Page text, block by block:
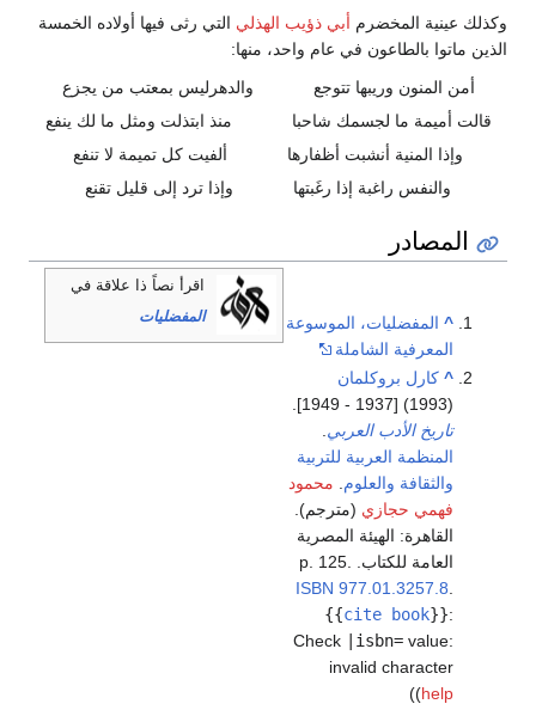
وكذلك عينية المخضرم أبي ذؤيب الهذلي التي رثى فيها أولاده الخمسة
الذين ماتوا بالطاعون في عام واحد، منها:
أمن المنون وريبها تتوجع
والدهرليس بمعتب من يجزع
قالت أميمة ما لجسمك شاحبا
منذ ابتذلت ومثل ما لك ينفع
وإذا المنية أنشبت أظفارها
ألفيت كل تميمة لا تنفع
والنفس راغبة إذا رغَبتها
وإذا ترد إلى قليل تقنع
المصادر
اقرأ نصاً ذا علاقة في
المفضليات
^ المفضليات، الموسوعة
المعرفية الشاملة
^ كارل بروكلمان
(1993) [1937 - 1949].
تاريخ الأدب العربي
المنظمة العربية للتربية
والثقافة والعلوم
محمود
فهمي حجازي (مترجم).
القاهرة: الهيئة المصرية
العامة للكتاب. p. 125.
ISBN 977.01.3257.8
{{cite book}}:
Check
|isbn= value:
invalid character
(help
)